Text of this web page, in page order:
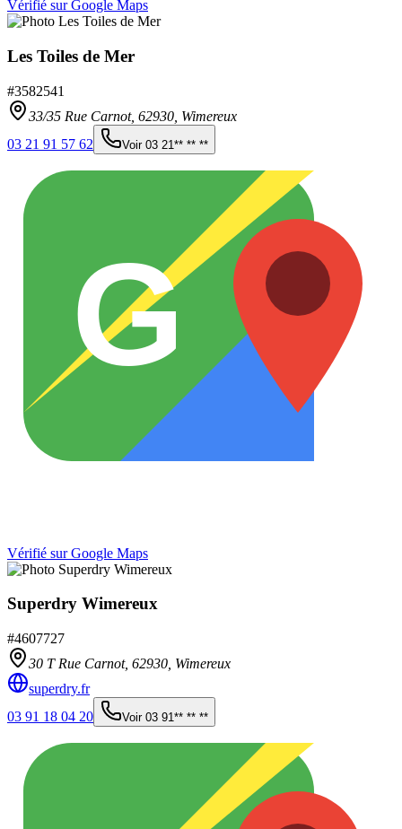
Vérifié sur Google Maps
Les Toiles de Mer
#3582541
33/35 Rue Carnot, 62930 Wimereux
03 21 91 57 62
Voir 03 21** ** **
G
Vérifié sur Google Maps
Superdry Wimereux
#4607727
30 T Rue Carnot, 62930 Wimereux
superdry.fr
03 91 18 04 20
Voir 03 91** ** **